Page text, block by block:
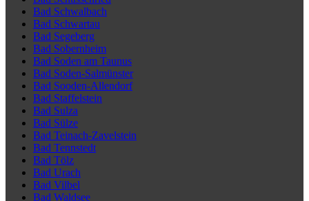
Bad Schwalbach
Bad Schwartau
Bad Segeberg
Bad Sobernheim
Bad Soden am Taunus
Bad Soden-Salmünster
Bad Sooden-Allendorf
Bad Staffelstein
Bad Sulza
Bad Sülze
Bad Teinach-Zavelstein
Bad Tennstedt
Bad Tölz
Bad Urach
Bad Vilbel
Bad Waldsee